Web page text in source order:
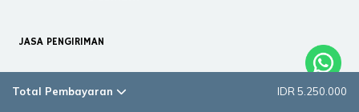
Total Pembayaran IDR 5.250.000
JASA PENGIRIMAN